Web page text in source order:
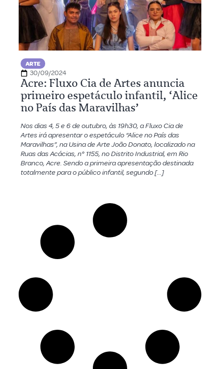
ARTE
30/09/2024
Acre: Fluxo Cia de Artes anuncia
primeiro espetáculo infantil, ‘Alice
no País das Maravilhas’
Nos dias 4, 5 e 6 de outubro, às 19h30, a Fluxo Cia de
Artes irá apresentar o espetáculo “Alice no País das
Maravilhas”, na Usina de Arte João Donato, localizado na
Ruas das Acácias, n° 1155, no Distrito Industrial, em Rio
Branco, Acre. Sendo a primeira apresentação destinada
totalmente para o público infantil, segundo […]